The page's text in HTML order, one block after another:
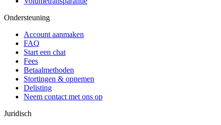
Ondersteuning
Account aanmaken
FAQ
Start een chat
Fees
Betaalmethoden
Stortingen & opnemen
Delisting
Neem contact met ons op
Juridisch